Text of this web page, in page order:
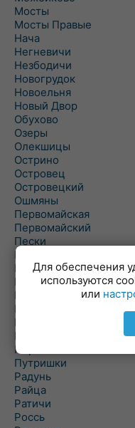
Мосты
Мосты Правые
Нача
Негневичи
Незбодичи
Новогрудок
Новоельня
Новый Двор
Обухово
Озеры
Олекшицы
Острино
Островец
Островецкий
Ошмяны
Первомайская
Первомайский
Пески
Петревичи
Погородно
Пограничный
Подлабенье
Подольцы
Подороск
Поречье
Порозово
Путришки
Радунь
Райца
Ратичи
Роcсь
Для обеспечения
используются
или